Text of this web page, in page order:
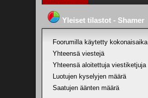
Yleiset tilastot - Shamer
Foorumilla käytetty kokonaisaika
Yhteensä viestejä
Yhteensä aloitettuja viestiketjuja
Luotujen kyselyjen määrä
Saatujen äänten määrä